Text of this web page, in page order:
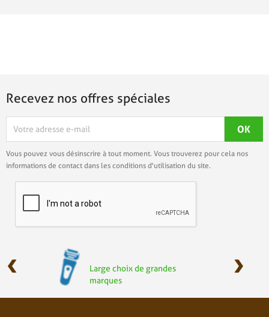
Recevez nos offres spéciales
Vous pouvez vous désinscrire à tout moment. Vous trouverez pour cela nos
informations de contact dans les conditions d'utilisation du site.
Large choix de grandes
marques
‹ ›